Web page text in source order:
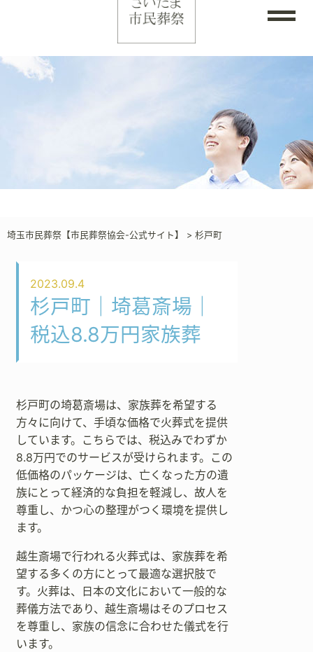
埼玉市民葬祭【市民葬祭協会-公式サイト】 > 杉戸町
2023.09.4
杉戸町｜埼葛斎場｜
税込8.8万円家族葬
杉戸町の埼葛斎場は、家族葬を希望する
方々に向けて、手頃な価格で火葬式を提供
しています。こちらでは、税込みでわずか
8.8万円でのサービスが受けられます。この
低価格のパッケージは、亡くなった方の遺
族にとって経済的な負担を軽減し、故人を
尊重し、かつ心の整理がつく環境を提供し
ます。
越生斎場で行われる火葬式は、家族葬を希
望する多くの方にとって最適な選択肢で
す。火葬は、日本の文化において一般的な
葬儀方法であり、越生斎場はそのプロセス
を尊重し、家族の信念に合わせた儀式を行
います。